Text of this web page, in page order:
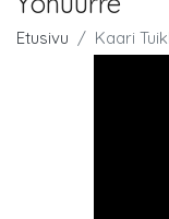
Etusivu Kaari